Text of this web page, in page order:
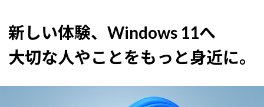
新しい体験、Windows 11へ
大切な人やことをもっと身近に。